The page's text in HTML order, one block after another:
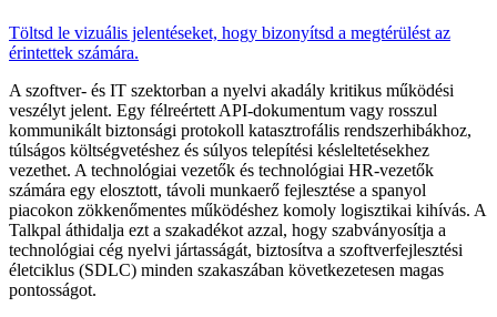
Töltsd le vizuális jelentéseket, hogy bizonyítsd a megtérülést az
érintettek számára.
A szoftver- és IT szektorban a nyelvi akadály kritikus működési
veszélyt jelent. Egy félreértett API-dokumentum vagy rosszul
kommunikált biztonsági protokoll katasztrofális rendszerhibákhoz,
túlságos költségvetéshez és súlyos telepítési késleltetésekhez
vezethet. A technológiai vezetők és technológiai HR-vezetők
számára egy elosztott, távoli munkaerő fejlesztése a spanyol
piacokon zökkenőmentes működéshez komoly logisztikai kihívás. A
Talkpal áthidalja ezt a szakadékot azzal, hogy szabványosítja a
technológiai cég nyelvi jártasságát, biztosítva a szoftverfejlesztési
életciklus (SDLC) minden szakaszában következetesen magas
pontosságot.